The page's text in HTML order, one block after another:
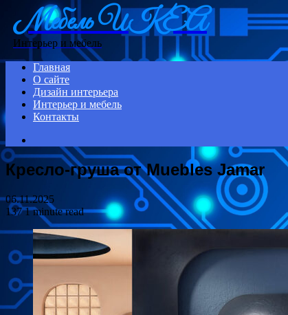
Мебель ИКЕА
Интерьер и мебель
Главная
О сайте
Дизайн интерьера
Интерьер и мебель
Контакты
for
Кресло-груша от Muebles Jamar
06.11.2025
1371 minute read